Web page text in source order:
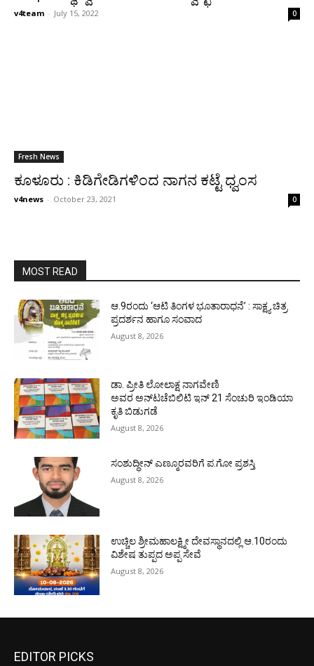
v4team - July 15, 2022 0
Fresh News
ಕೂಳೂರು : ಕಿಡಿಗೇಡಿಗಳಿಂದ ನಾಗನ ಕಟ್ಟೆ ಧ್ವಂಸ
v4news - October 23, 2021 0
MOST READ
ಆ.9ರಂದು ‘ಆಟಿ ತಿಂಗಳ ಭೂತಾರಾಧನೆ’ : ಸಾಕ್ಷ್ಯ ಚಿತ್ರ
ಪ್ರದರ್ಶನ ಹಾಗೂ ಸಂವಾದ
August 8, 2026
ಡಾ. ಪ್ರೀತಿ ಲೋಲಾಕ್ಷ ನಾಗವೇಣಿ
ಅವರ ಅನ್‌ಟಚೆಬಿಲಿಟಿ ಇನ್ 21 ಸೆಂಚುರಿ ಇಂಡಿಯಾ
ಕೃತಿ ಬಿಡುಗಡೆ
August 8, 2026
ಸಂಶುದ್ಧೀನ್ ಎಣ್ಮೂರವರಿಗೆ ಪ.ಗೋ ಪ್ರಶಸ್ತಿ
August 8, 2026
ಉಚ್ಚಿಲ ಶ್ರೀಮಹಾಲಕ್ಷ್ಮೀ ದೇವಸ್ಥಾನದಲ್ಲಿ ಆ.10ರಂದು
ವಿಶೇಷ ತುಪ್ಪದ ಅಪ್ಪ ಸೇವೆ
August 8, 2026
EDITOR PICKS